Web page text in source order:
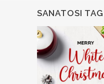
SANATOSI TAG